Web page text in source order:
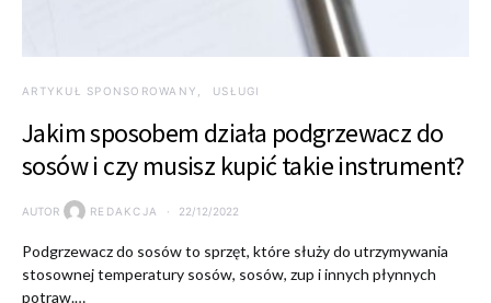
ARTYKUŁ SPONSOROWANY USŁUGI
Jakim sposobem działa podgrzewacz do
sosów i czy musisz kupić takie instrument?
AUTOR REDAKCJA 22/12/2022
Podgrzewacz do sosów to sprzęt, które służy do utrzymywania
stosownej temperatury sosów, sosów, zup i innych płynnych
potraw.…